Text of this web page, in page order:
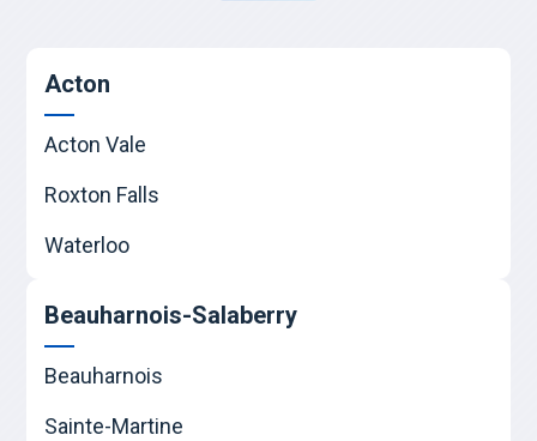
Acton
Acton Vale
Roxton Falls
Waterloo
Beauharnois-Salaberry
Beauharnois
Sainte-Martine